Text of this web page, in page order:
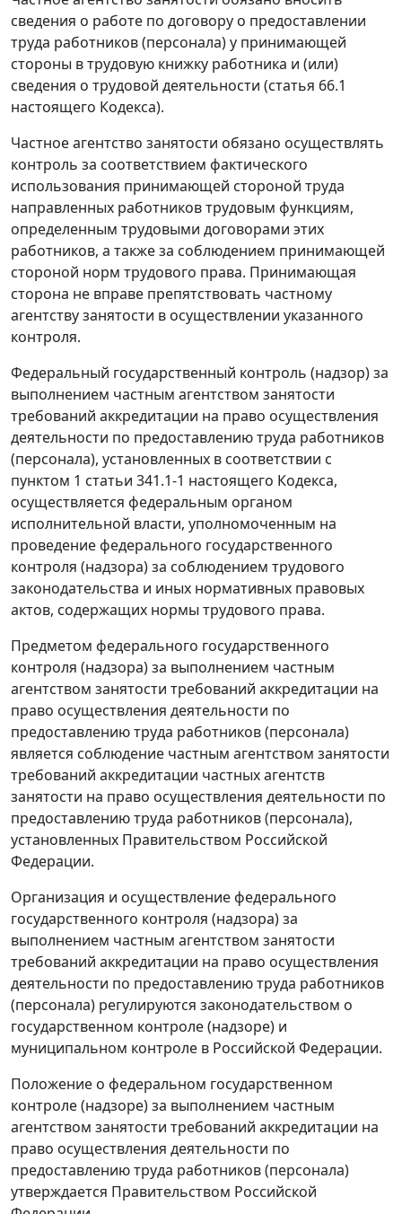
сведения о работе по договору о предоставлении
труда работников (персонала) у принимающей
стороны в трудовую книжку работника и (или)
сведения о трудовой деятельности (статья 66.1
настоящего Кодекса).
Частное агентство занятости обязано осуществлять
контроль за соответствием фактического
использования принимающей стороной труда
направленных работников трудовым функциям,
определенным трудовыми договорами этих
работников, а также за соблюдением принимающей
стороной норм трудового права. Принимающая
сторона не вправе препятствовать частному
агентству занятости в осуществлении указанного
контроля.
Федеральный государственный контроль (надзор) за
выполнением частным агентством занятости
требований аккредитации на право осуществления
деятельности по предоставлению труда работников
(персонала), установленных в соответствии с
пунктом 1 статьи 341.1-1 настоящего Кодекса,
осуществляется федеральным органом
исполнительной власти, уполномоченным на
проведение федерального государственного
контроля (надзора) за соблюдением трудового
законодательства и иных нормативных правовых
актов, содержащих нормы трудового права.
Предметом федерального государственного
контроля (надзора) за выполнением частным
агентством занятости требований аккредитации на
право осуществления деятельности по
предоставлению труда работников (персонала)
является соблюдение частным агентством занятости
требований аккредитации частных агентств
занятости на право осуществления деятельности по
предоставлению труда работников (персонала),
установленных Правительством Российской
Федерации.
Организация и осуществление федерального
государственного контроля (надзора) за
выполнением частным агентством занятости
требований аккредитации на право осуществления
деятельности по предоставлению труда работников
(персонала) регулируются законодательством о
государственном контроле (надзоре) и
муниципальном контроле в Российской Федерации.
Положение о федеральном государственном
контроле (надзоре) за выполнением частным
агентством занятости требований аккредитации на
право осуществления деятельности по
предоставлению труда работников (персонала)
утверждается Правительством Российской